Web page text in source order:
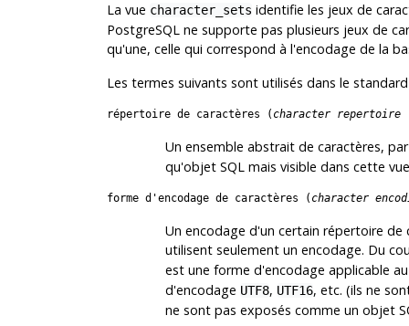
La vue character_sets identifie les jeux de
PostgreSQL ne supporte pas plusieurs jeux de
qu'une, celle qui correspond à l'encodage de la
Les termes suivants sont utilisés dans le standard
répertoire de caractères ( character repertoire
Un ensemble abstrait de caractères,
qu'objet SQL mais visible dans cette
forme d'encodage de caractères ( character
Un encodage d'un certain répertoire
utilisent seulement un encodage. Du
est une forme d'encodage applicable
d'encodage UTF8, UTF16, etc. (ils ne
ne sont pas exposés comme un objet